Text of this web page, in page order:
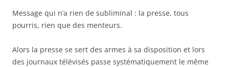
Message qui n’a rien de subliminal : la presse, tous
pourris, rien que des menteurs.
Alors la presse se sert des armes à sa disposition et lors
des journaux télévisés passe systématiquement le même